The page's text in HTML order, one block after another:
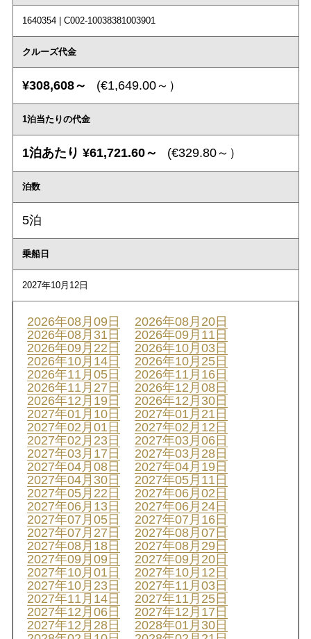
1640354 | C002-10038381003901
クルーズ代金
¥308,608～ (€1,649.00～）
1泊当たりの代金
1泊あたり ¥61,721.60～ (€329.80～）
泊数
5泊
乗船日
2027年10月12日
2026年08月09日
2026年08月20日
2026年08月31日
2026年09月11日
2026年09月22日
2026年10月03日
2026年10月14日
2026年10月25日
2026年11月05日
2026年11月16日
2026年11月27日
2026年12月08日
2026年12月19日
2026年12月30日
2027年01月10日
2027年01月21日
2027年02月01日
2027年02月12日
2027年02月23日
2027年03月06日
2027年03月17日
2027年03月28日
2027年04月08日
2027年04月19日
2027年04月30日
2027年05月11日
2027年05月22日
2027年06月02日
2027年06月13日
2027年06月24日
2027年07月05日
2027年07月16日
2027年07月27日
2027年08月07日
2027年08月18日
2027年08月29日
2027年09月09日
2027年09月20日
2027年10月01日
2027年10月12日
2027年10月23日
2027年11月03日
2027年11月14日
2027年11月25日
2027年12月06日
2027年12月17日
2027年12月28日
2028年01月30日